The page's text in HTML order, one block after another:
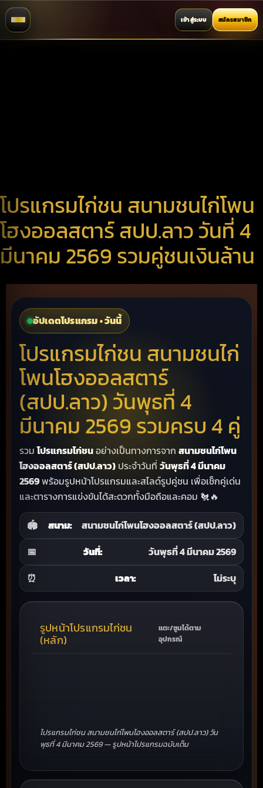
เข้าสู่ระบบ สมัครสมาชิก
โปรแกรมไก่ชน สนามชนไก่โพน
โฮงออลสตาร์ สปป.ลาว วันที่ 4
มีนาคม 2569 รวมคู่ชนเงินล้าน
อัปเดตโปรแกรม • วันนี้
โปรแกรมไก่ชน สนามชนไก่
โพนโฮงออลสตาร์
(สปป.ลาว) วันพุธที่ 4
มีนาคม 2569 รวมครบ 4 คู่
รวมโปรแกรมไก่ชนอย่างเป็นทางการจาก สนามชนไก่โพน
โฮงออลสตาร์ (สปป.ลาว)ประจำวันที่ วันพุธที่ 4 มีนาคม
2569พร้อมรูปหน้าโปรแกรมและสไลด์รูปคู่ชน เพื่อเช็กคู่เด่น
และตารางการแข่งขันได้สะดวกทั้งมือถือและคอม 🐔🔥
🏟️ สนาม:
สนามชนไก่โพนโฮงออลสตาร์ (สปป.ลาว)
📅
วันที่:
วันพุธที่ 4 มีนาคม 2569
⏰
เวลา: ไม่ระบุ
รูปหน้าโปรแกรมไก่ชน
(หลัก)
แตะ/ซูมได้ตาม
อุปกรณ์
โปรแกรมไก่ชน สนามชนไก่โพนโฮงออลสตาร์ (สปป.ลาว) วัน
พุธที่ 4 มีนาคม 2569 — รูปหน้าโปรแกรมฉบับเต็ม